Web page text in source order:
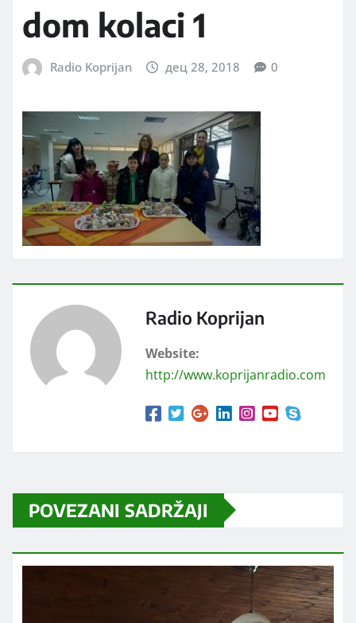
dom kolaci 1
Radio Koprijan дец 28, 2018 0
Radio Koprijan
Website:
http://www.koprijanradio.com
POVEZANI SADRŽAJI